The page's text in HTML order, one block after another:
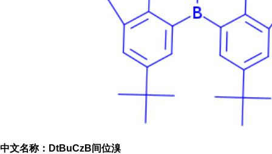
中文名称： DtBuCzB间位溴